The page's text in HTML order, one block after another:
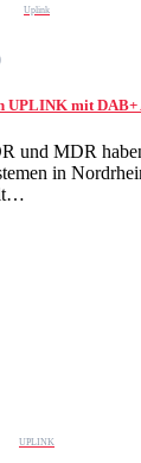
Uplink
UPLINK mit DAB+
und MDR
in
UPLINK